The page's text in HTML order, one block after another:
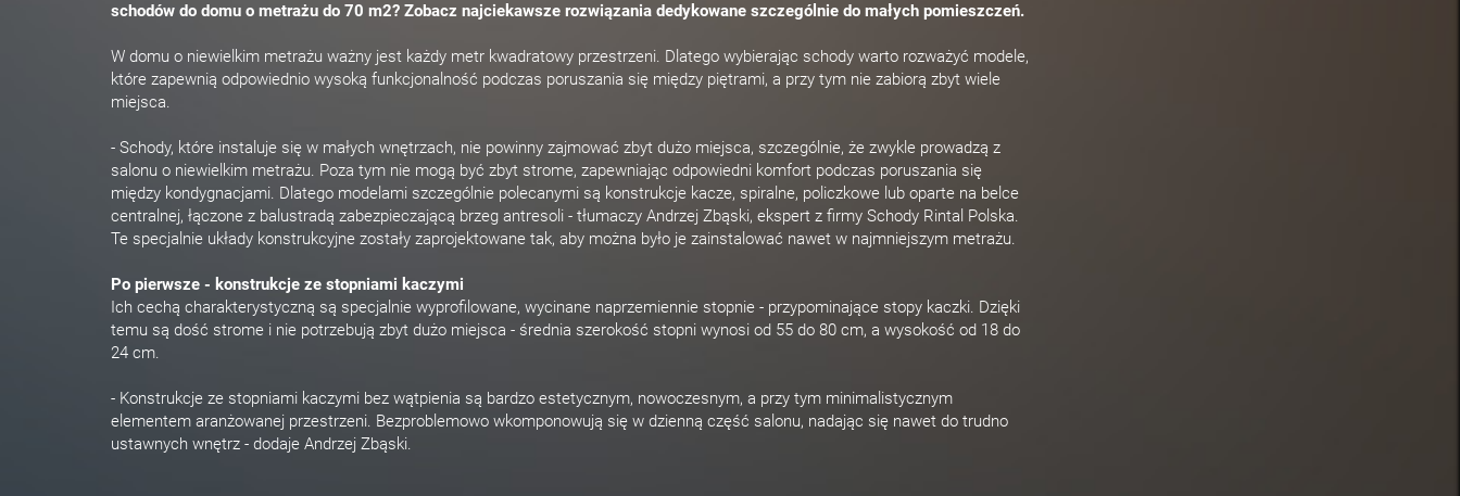
schodów do domu o metrażu do 70 m2? Zobacz najciekawsze rozwiązania dedykowane szczególnie do małych pomieszczeń.
W domu o niewielkim metrażu ważny jest każdy metr kwadratowy przestrzeni. Dlatego wybierając schody warto rozważyć modele,
które zapewnią odpowiednio wysoką funkcjonalność podczas poruszania się między piętrami, a przy tym nie zabiorą zbyt wiele
miejsca.
- Schody, które instaluje się w małych wnętrzach, nie powinny zajmować zbyt dużo miejsca, szczególnie, że zwykle prowadzą z
salonu o niewielkim metrażu. Poza tym nie mogą być zbyt strome, zapewniając odpowiedni komfort podczas poruszania się
między kondygnacjami. Dlatego modelami szczególnie polecanymi są konstrukcje kacze, spiralne, policzkowe lub oparte na belce
centralnej, łączone z balustradą zabezpieczającą brzeg antresoli - tłumaczy Andrzej Zbąski, ekspert z firmy Schody Rintal Polska.
Te specjalnie układy konstrukcyjne zostały zaprojektowane tak, aby można było je zainstalować nawet w najmniejszym metrażu.
Po pierwsze - konstrukcje ze stopniami kaczymi
Ich cechą charakterystyczną są specjalnie wyprofilowane, wycinane naprzemiennie stopnie - przypominające stopy kaczki. Dzięki
temu są dość strome i nie potrzebują zbyt dużo miejsca - średnia szerokość stopni wynosi od 55 do 80 cm, a wysokość od 18 do
24 cm.
- Konstrukcje ze stopniami kaczymi bez wątpienia są bardzo estetycznym, nowoczesnym, a przy tym minimalistycznym
elementem aranżowanej przestrzeni. Bezproblemowo wkomponowują się w dzienną część salonu, nadając się nawet do trudno
ustawnych wnętrz - dodaje Andrzej Zbąski.